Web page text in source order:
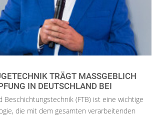
TRÄGT MASSGEBLICH Z
IN DEUTSCHLAND BEI
Beschichtungstechnik (FTB) ist eine wichtige
die mit dem gesamten verarbeitenden